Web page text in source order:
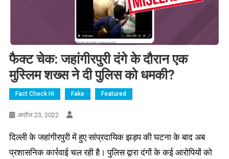
फैक्ट चेक: जहांगीरपुरी दंगे के दौरान एक
मुस्लिम शख्स ने दी पुलिस को धमकी?
Fact Check Hi Fake Featured
अप्रैल 23, 2022
दिल्ली के जहांगीरपुरी में हुए सांप्रदायिक झड़प की घटना के बाद अब
प्रशासनिक कार्रवाई चल रही है। पुलिस द्वारा दंगों के कई आरोपियों को